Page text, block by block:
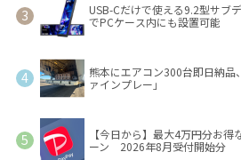
USB-Cだけで使える9.2型サブ
でPCケース内にも設置可能
熊本にエアコン300台即日納品
ァインプレー」
【今日から】最大4万円分お
ーン 2026年8月受付開始分